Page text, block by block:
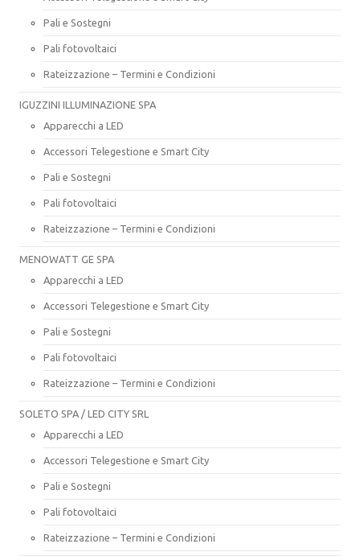
Pali e Sostegni
Pali fotovoltaici
Rateizzazione – Termini e Condizioni
IGUZZINI ILLUMINAZIONE SPA
Apparecchi a LED
Accessori Telegestione e Smart City
Pali e Sostegni
Pali fotovoltaici
Rateizzazione – Termini e Condizioni
MENOWATT GE SPA
Apparecchi a LED
Accessori Telegestione e Smart City
Pali e Sostegni
Pali fotovoltaici
Rateizzazione – Termini e Condizioni
SOLETO SPA / LED CITY SRL
Apparecchi a LED
Accessori Telegestione e Smart City
Pali e Sostegni
Pali fotovoltaici
Rateizzazione – Termini e Condizioni